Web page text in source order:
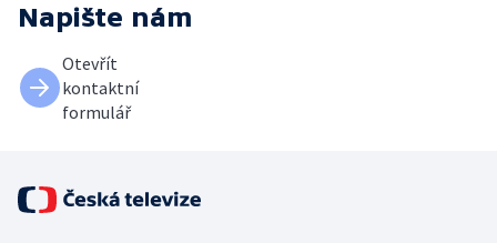
Napište nám
Otevřít
kontaktní
formulář